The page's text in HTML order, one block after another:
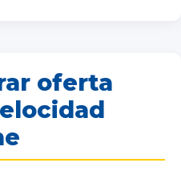
oferta